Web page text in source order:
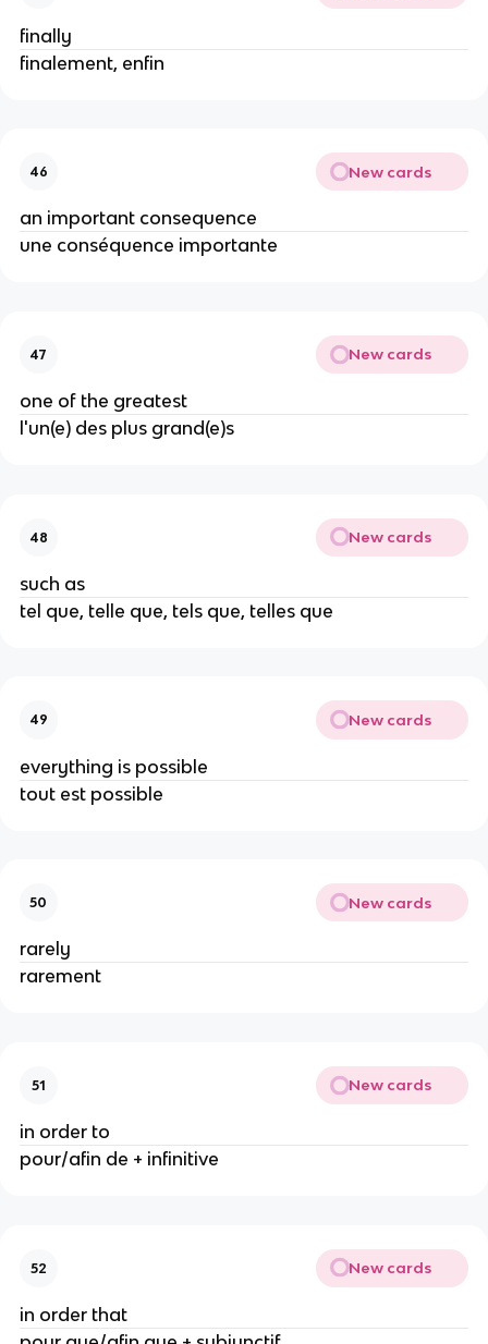
finally
finalement, enfin
46 New cards
an important consequence
une conséquence importante
47 New cards
one of the greatest
l'un(e) des plus grand(e)s
48 New cards
such as
tel que, telle que, tels que, telles que
49 New cards
everything is possible
tout est possible
50 New cards
rarely
rarement
51 New cards
in order to
pour/afin de + infinitive
52 New cards
in order that